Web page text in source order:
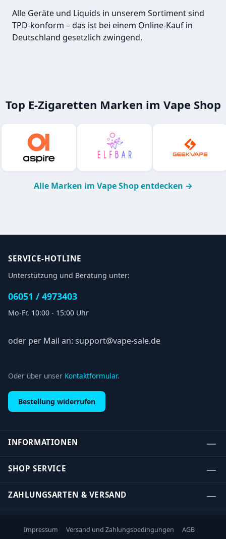
Alle Geräte und Liquids in unserem Sortiment sind
TPD-konform – das ist bei einem Online-Kauf in
Deutschland gesetzlich zwingend.
Top E-Zigaretten Marken im Vape Shop
Alle Marken im Vape Shop entdecken →
SERVICE-HOTLINE
Unterstützung und Beratung unter:
06051 / 4973403
Mo-Fr, 10:00 - 15:00 Uhr
oder per Mail an: support@vape-sale.de
Oder über unser Kontaktformular.
Bestellung widerrufen
INFORMATIONEN
SHOP SERVICE
ZAHLUNGSARTEN & VERSAND
Impressum Versand und Zahlungsbedingungen AGB